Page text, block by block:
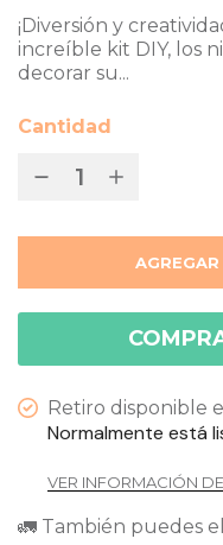
¡Diversión y
increíble kit DIY, los
decorar su...
Cantidad
Retiro disponible
Normalmente está
VER INFORMACIÓN
🚛 También puedes